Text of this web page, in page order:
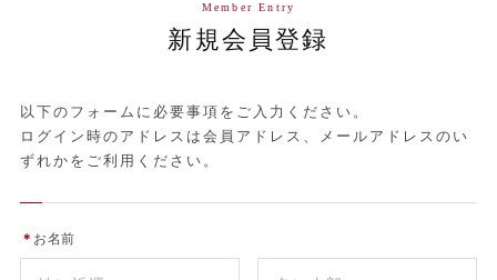
Member Entry
新規会員登録
以下のフォームに必要事項をご入力ください。
ログイン時のアドレスは会員アドレス、メールアドレスのい
ずれかをご利用ください。
＊ お名前